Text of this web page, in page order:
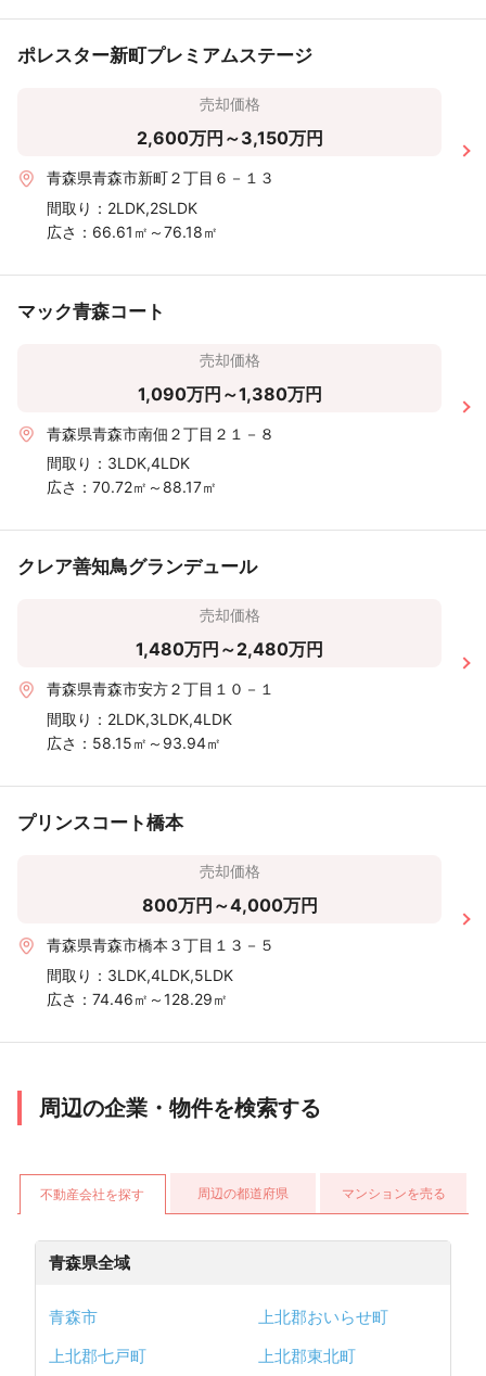
ポレスター新町プレミアムステージ
売却価格
2,600万円～3,150万円
青森県青森市新町２丁目６－１３
間取り： 2LDK,2SLDK
広さ： 66.61㎡～76.18㎡
マック青森コート
売却価格
1,090万円～1,380万円
青森県青森市南佃２丁目２１－８
間取り： 3LDK,4LDK
広さ： 70.72㎡～88.17㎡
クレア善知鳥グランデュール
売却価格
1,480万円～2,480万円
青森県青森市安方２丁目１０－１
間取り： 2LDK,3LDK,4LDK
広さ： 58.15㎡～93.94㎡
プリンスコート橋本
売却価格
800万円～4,000万円
青森県青森市橋本３丁目１３－５
間取り： 3LDK,4LDK,5LDK
広さ： 74.46㎡～128.29㎡
周辺の企業・物件を検索する
不動産会社を探す 周辺の都道府県 マンションを売る
青森県全域
青森市
上北郡おいらせ町
上北郡七戸町
上北郡東北町